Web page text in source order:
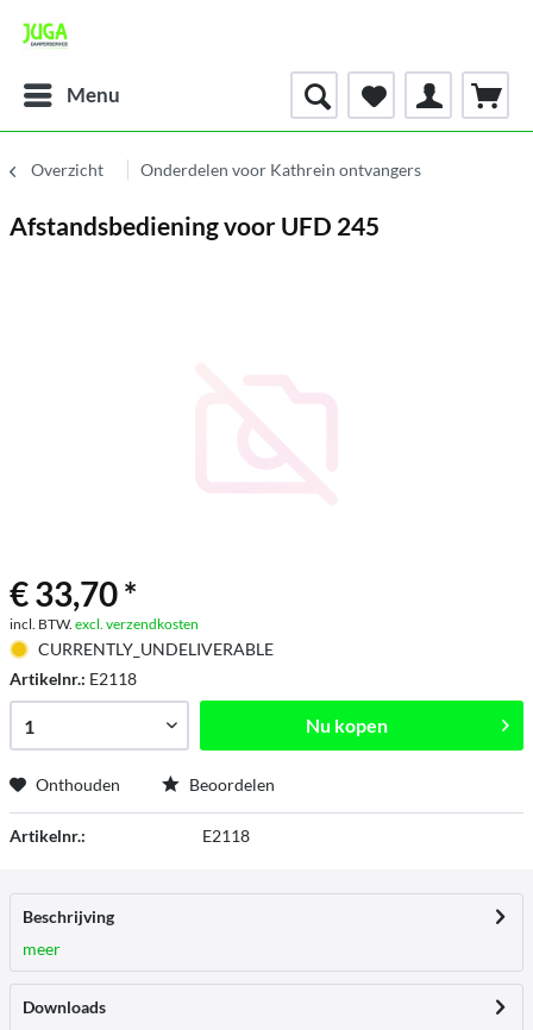
Menu
Overzicht Onderdelen voor Kathrein ontvangers
Afstandsbediening voor UFD 245
€ 33,70 *
incl. BTW. excl. verzendkosten
CURRENTLY_UNDELIVERABLE
Artikelnr.: E2118
Nu kopen
Onthouden Beoordelen
Artikelnr.: E2118
Beschrijving
meer
Downloads